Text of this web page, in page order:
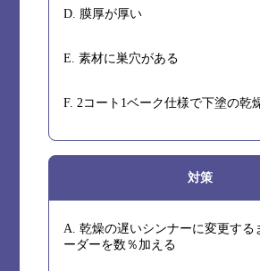
D. 膜厚が厚い
E. 素材に巣穴がある
F. 2コート1ベーク仕様で下塗の乾
対策
A. 乾燥の遅いシンナーに変更する
ーダーを数％加える